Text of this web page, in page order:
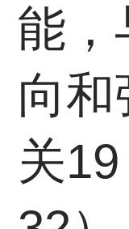
能，
向和
关19